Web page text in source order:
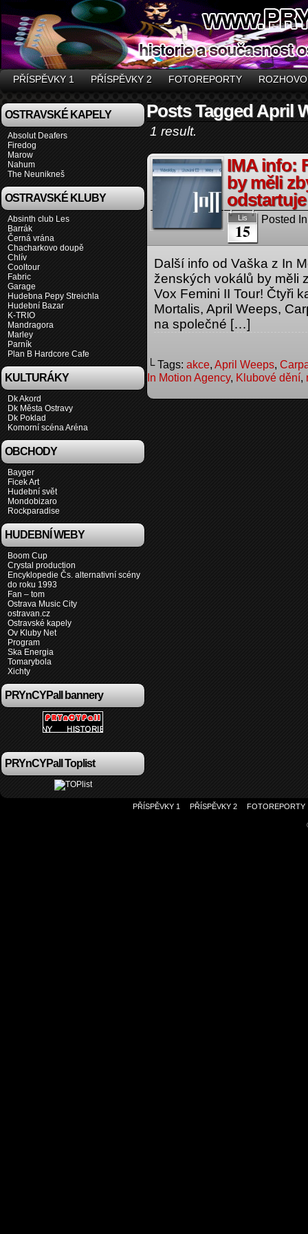
PŘÍSPĚVKY 1 PŘÍSPĚVKY 2 FOTOREPORTY
OSTRAVSKÉ KAPELY
Absolut Deafers
Firedog
Marow
Nahum
The Neunikneš
OSTRAVSKÉ KLUBY
Absinth club Les
Barrák
Černá vrána
Chacharkovo doupě
Chlív
Cooltour
Fabric
Garage
Hudebna Pepy Streichla
Hudební Bazar
K-TRIO
Mandragora
Marley
Parník
Plan B Hardcore Cafe
KULTURÁKY
Dk Akord
Dk Města Ostravy
Dk Poklad
Komorní scéna Aréna
OBCHODY
Bayger
Ficek Art
Hudební svět
Mondobizaro
Rockparadise
HUDEBNÍ WEBY
Boom Cup
Crystal production
Encyklopedie Čs. alternativní scény
do roku 1993
Fan – tom
Ostrava Music City
ostravan.cz
Ostravské kapely
Ov Kluby Net
Program
Ska Energia
Tomarybola
Xichty
PRYnCYPall bannery
PRYnCYPall Toplist
Posts Tagged April
1 result.
IMA info:
by měli
Lis
15
Posted
Další info od Vaška z In
ženských vokálů by měli
Vox Femini II Tour! Čtyři
Mortalis, April Weeps,
na společné […]
└ Tags: akce, April Weeps,
In Motion Agency, Klubové dění,
PŘÍSPĚVKY 1 PŘÍSPĚVKY 2 FOTOREPORTY